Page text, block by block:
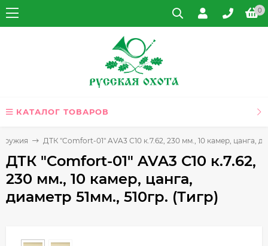
0
КАТАЛОГ ТОВАРОВ
ДТК "Comfort-01" AVA3 С10 к.7.62, 230 мм., 10 камер, цанга,
ДТК "Comfort-01" AVA3 С10 к.7.62,
230 мм., 10 камер, цанга,
диаметр 51мм., 510гр. (Тигр)